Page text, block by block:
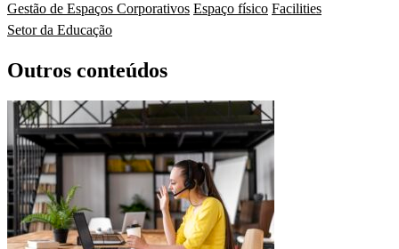
Gestão de Espaços Corporativos Espaço físico Facilities
Setor da Educação
Outros conteúdos